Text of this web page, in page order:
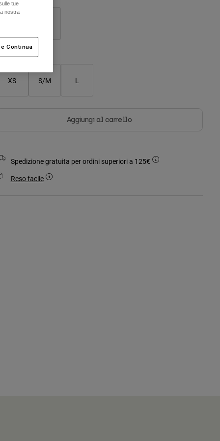
selezionato
XS S/M L
Aggiungi al carrello
Spedizione gratuita per ordini superiori a 125€
Reso facile
tue
nostra
Continua